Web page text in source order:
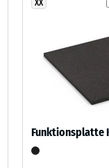
XX
Funktionsplatte